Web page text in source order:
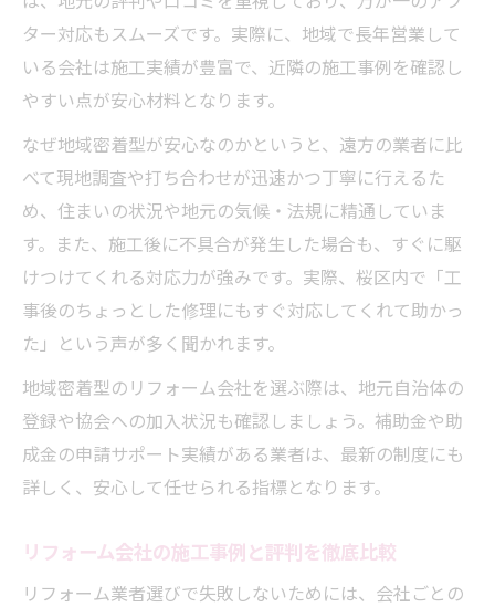
ター対応もスムーズです。実際に、地域で長年営業して
いる会社は施工実績が豊富で、近隣の施工事例を確認し
やすい点が安心材料となります。
なぜ地域密着型が安心なのかというと、遠方の業者に比
べて現地調査や打ち合わせが迅速かつ丁寧に行えるた
め、住まいの状況や地元の気候・法規に精通していま
す。また、施工後に不具合が発生した場合も、すぐに駆
けつけてくれる対応力が強みです。実際、桜区内で「工
事後のちょっとした修理にもすぐ対応してくれて助かっ
た」という声が多く聞かれます。
地域密着型のリフォーム会社を選ぶ際は、地元自治体の
登録や協会への加入状況も確認しましょう。補助金や助
成金の申請サポート実績がある業者は、最新の制度にも
詳しく、安心して任せられる指標となります。
リフォーム会社の施工事例と評判を徹底比較
リフォーム業者選びで失敗しないためには、会社ごとの